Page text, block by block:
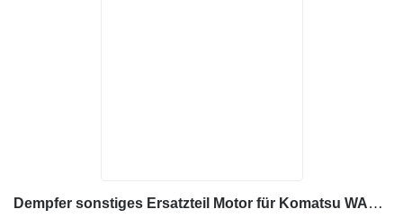
Dempfer sonstiges Ersatzteil Motor für Komatsu WA470 Radlader